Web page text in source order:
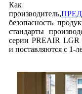
Как
производитель,
безопасность
стандарты
серии PREAIR LGR
и поставляются с 1-